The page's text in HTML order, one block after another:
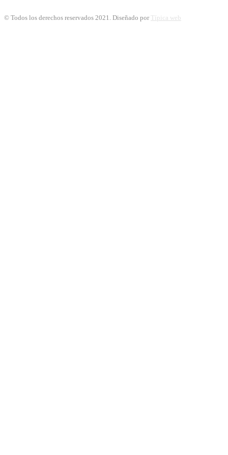
© Todos los derechos reservados 2021. Diseñado por Típica web